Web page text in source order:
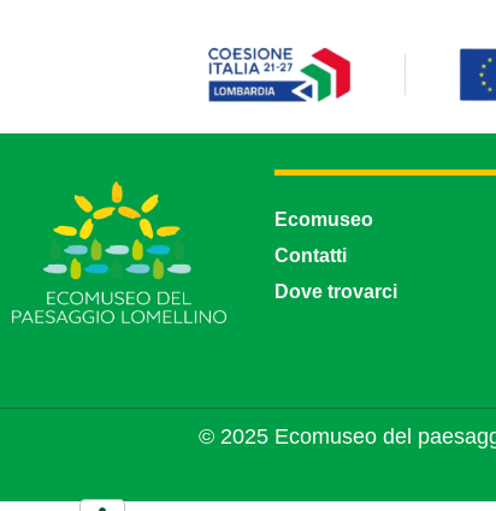
Ecomuseo
Contatti
Dove trovarci
© 2025 Ecomuseo del